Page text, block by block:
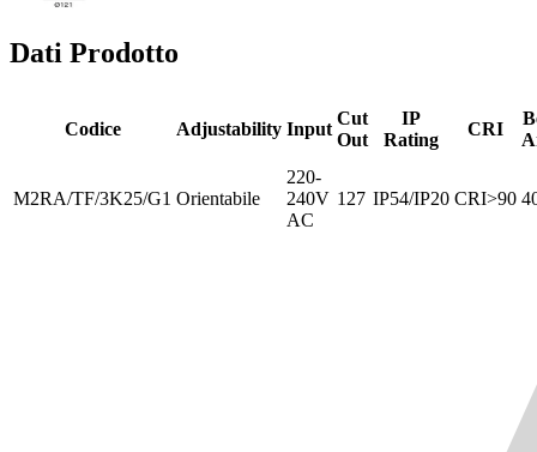
Dati Prodotto
Codice Adjustability Input
Cut
Out
IP
Rating
CRI
M2RA/TF/3K25/G1 Orientabile
220-
240V
AC
127 IP54/IP20 CRI>90